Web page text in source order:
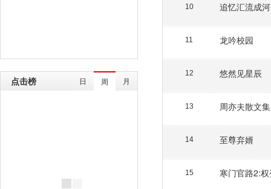
点击榜 日 周 月
10 追忆汇流成河
11 龙吟校园
12 悠然见星辰
13 周亦夫散文集
14 至尊弃婿
15 寒门官路2: